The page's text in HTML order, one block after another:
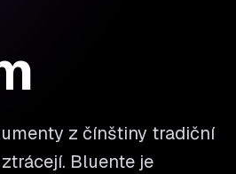
z čínštiny tradiční
Bluente je